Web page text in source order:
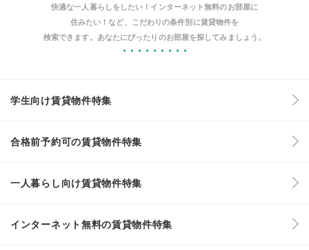
快適な一人暮らしをしたい！インターネット無料のお部屋に
住みたい！など、こだわりの条件別に賃貸物件を
検索できます。あなたにぴったりのお部屋を探してみましょう。
学生向け賃貸物件特集
合格前予約可の賃貸物件特集
一人暮らし向け賃貸物件特集
インターネット無料の賃貸物件特集